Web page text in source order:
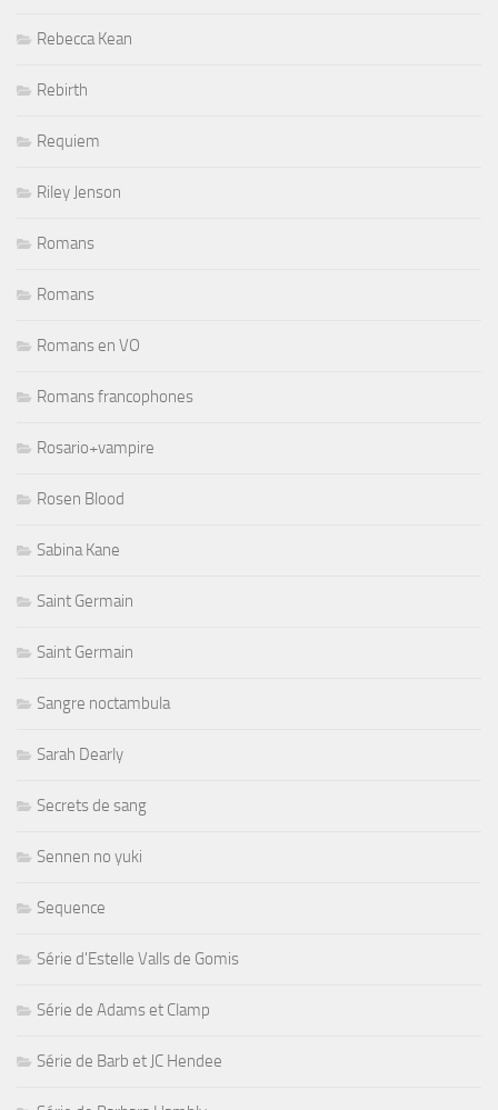
Rebecca Kean
Rebirth
Requiem
Riley Jenson
Romans
Romans
Romans en VO
Romans francophones
Rosario+vampire
Rosen Blood
Sabina Kane
Saint Germain
Saint Germain
Sangre noctambula
Sarah Dearly
Secrets de sang
Sennen no yuki
Sequence
Série d'Estelle Valls de Gomis
Série de Adams et Clamp
Série de Barb et JC Hendee